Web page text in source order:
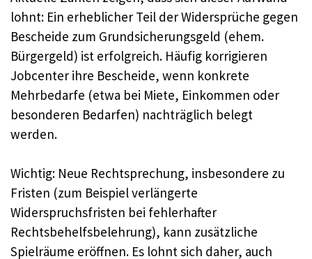
lohnt: Ein erheblicher Teil der Widersprüche gegen
Bescheide zum Grundsicherungsgeld (ehem.
Bürgergeld) ist erfolgreich. Häufig korrigieren
Jobcenter ihre Bescheide, wenn konkrete
Mehrbedarfe (etwa bei Miete, Einkommen oder
besonderen Bedarfen) nachträglich belegt
werden.
Wichtig: Neue Rechtsprechung, insbesondere zu
Fristen (zum Beispiel verlängerte
Widerspruchsfristen bei fehlerhafter
Rechtsbehelfsbelehrung), kann zusätzliche
Spielräume eröffnen. Es lohnt sich daher, auch